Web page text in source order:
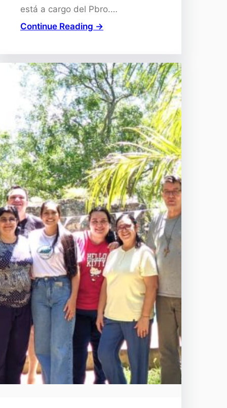
está a cargo del Pbro.…
Continue Reading →